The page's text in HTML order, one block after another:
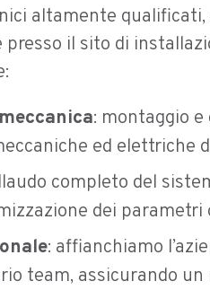
altamente qualificati,
il sito di
: montaggio
ed elettriche
completo del
dei parametri
: affianchiamo
team, assicurando